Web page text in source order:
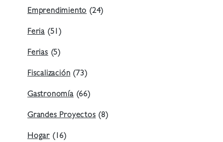
Emprendimiento (24)
Feria (51)
Ferias (5)
Fiscalización (73)
Gastronomía(66)
Grandes Proyectos (8)
Hogar (16)